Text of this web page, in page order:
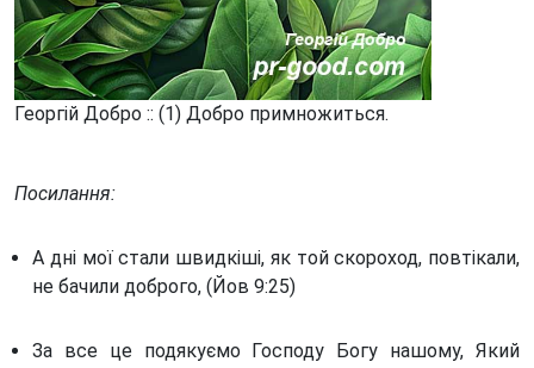
Георгій Добро :: (1) Добро примножиться.
Посилання:
А дні мої стали швидкіші, як той скороход, повтікали,
не бачили доброго, (Йов 9:25)
За все це подякуємо Господу Богу нашому, Який